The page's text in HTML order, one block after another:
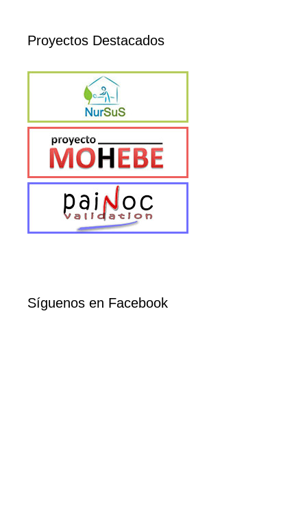
Proyectos Destacados
Síguenos en Facebook